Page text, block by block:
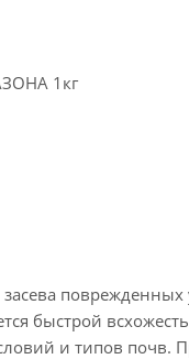
1кг
поврежденных
быстрой
и типов почв.